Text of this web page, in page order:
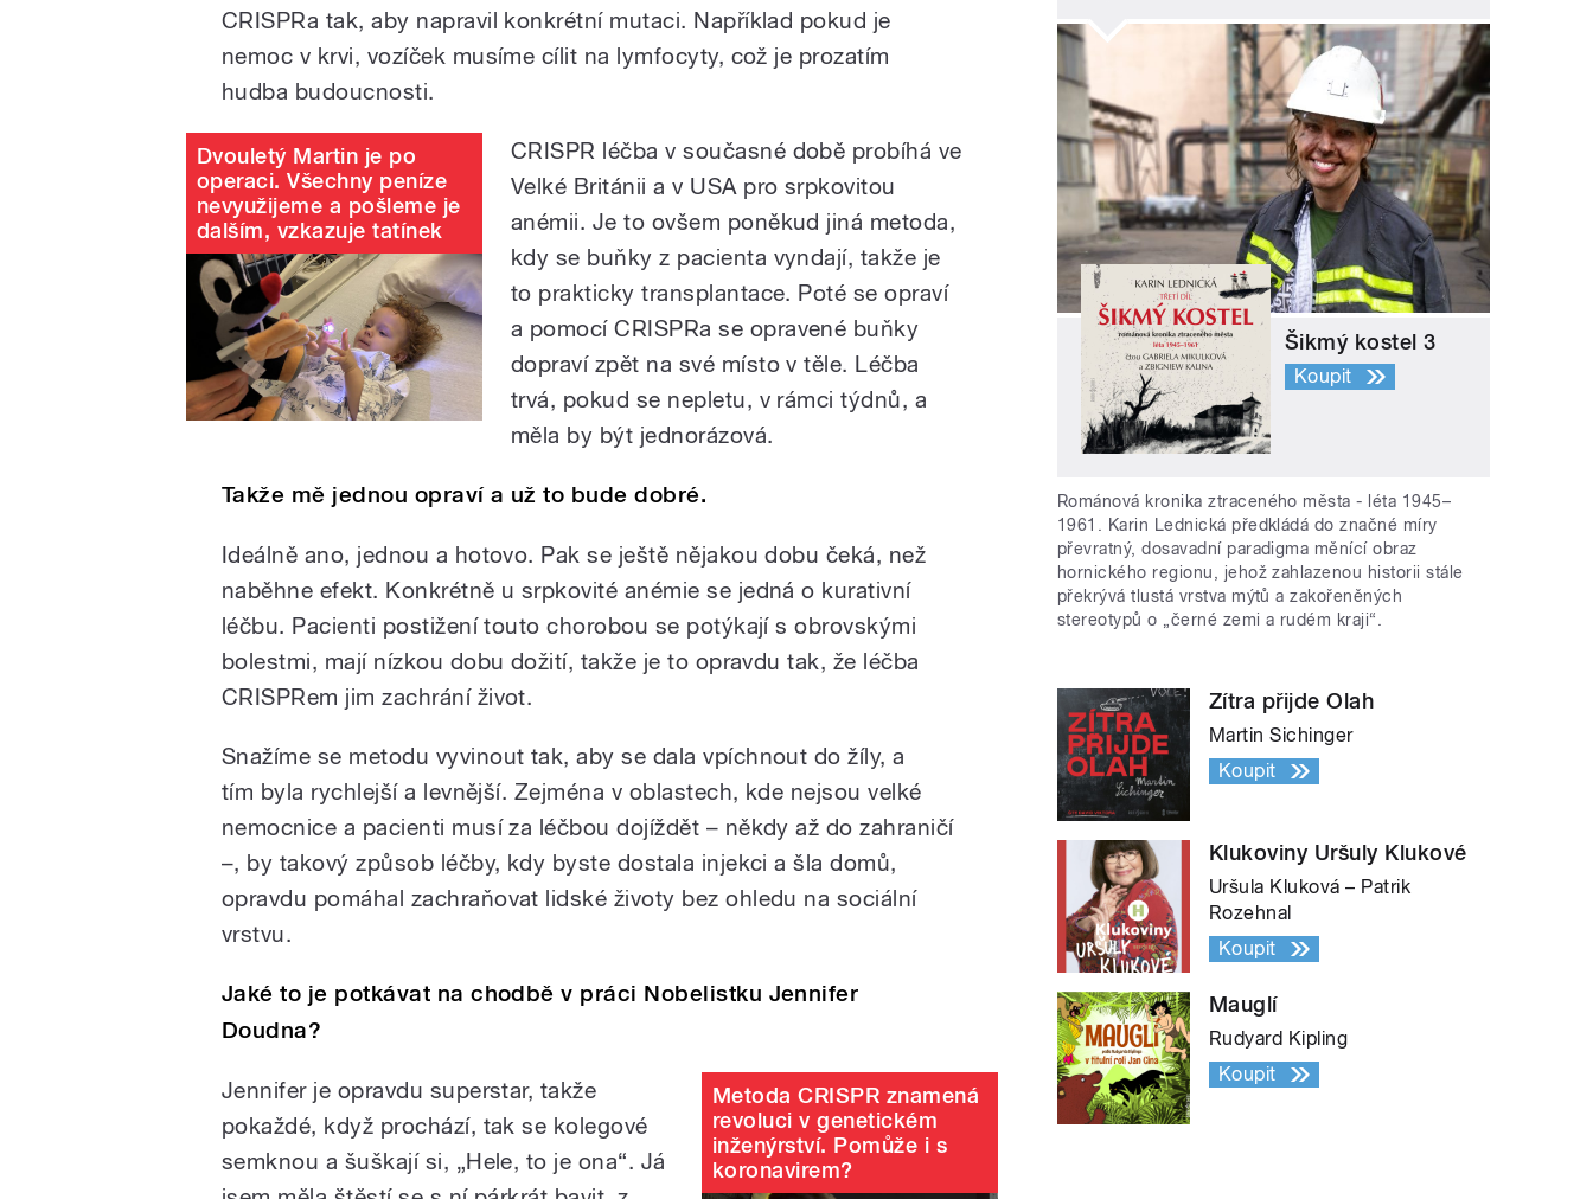
CRISPRa tak, aby napravil konkrétní mutaci. Například pokud je
nemoc v krvi, vozíček musíme cílit na lymfocyty, což je prozatím
hudba budoucnosti.
Dvouletý Martin je po
operaci. Všechny peníze
nevyužijeme a pošleme je
dalším, vzkazuje tatínek
CRISPR léčba v současné době probíhá ve
Velké Británii a v USA pro srpkovitou
anémii. Je to ovšem poněkud jiná metoda,
kdy se buňky z pacienta vyndají, takže je
to prakticky transplantace. Poté se opraví
a pomocí CRISPRa se opravené buňky
dopraví zpět na své místo v těle. Léčba
trvá, pokud se nepletu, v rámci týdnů, a
měla by být jednorázová.
Takže mě jednou opraví a už to bude dobré.
Ideálně ano, jednou a hotovo. Pak se ještě nějakou dobu čeká, než
naběhne efekt. Konkrétně u srpkovité anémie se jedná o kurativní
léčbu. Pacienti postižení touto chorobou se potýkají s obrovskými
bolestmi, mají nízkou dobu dožití, takže je to opravdu tak, že léčba
CRISPRem jim zachrání život.
Snažíme se metodu vyvinout tak, aby se dala vpíchnout do žíly, a
tím byla rychlejší a levnější. Zejména v oblastech, kde nejsou velké
nemocnice a pacienti musí za léčbou dojíždět – někdy až do zahraničí
–, by takový způsob léčby, kdy byste dostala injekci a šla domů,
opravdu pomáhal zachraňovat lidské životy bez ohledu na sociální
vrstvu.
Jaké to je potkávat na chodbě v práci Nobelistku Jennifer
Doudna?
Metoda CRISPR znamená
revoluci v genetickém
inženýrství. Pomůže i s
koronavirem?
Jennifer je opravdu superstar, takže
pokaždé, když prochází, tak se kolegové
semknou a šuškají si, „Hele, to je ona“. Já
Šikmý kostel 3
Koupit
Románová kronika ztraceného města - léta 1945–
1961. Karin Lednická předkládá do značné míry
převratný, dosavadní paradigma měnící obraz
hornického regionu, jehož zahlazenou historii stále
překrývá tlustá vrstva mýtů a zakořeněných
stereotypů o „černé zemi a rudém kraji“.
Zítra přijde Olah
Martin Sichinger
Koupit
Klukoviny Uršuly Klukové
Uršula Kluková – Patrik
Rozehnal
Koupit
Mauglí
Rudyard Kipling
Koupit